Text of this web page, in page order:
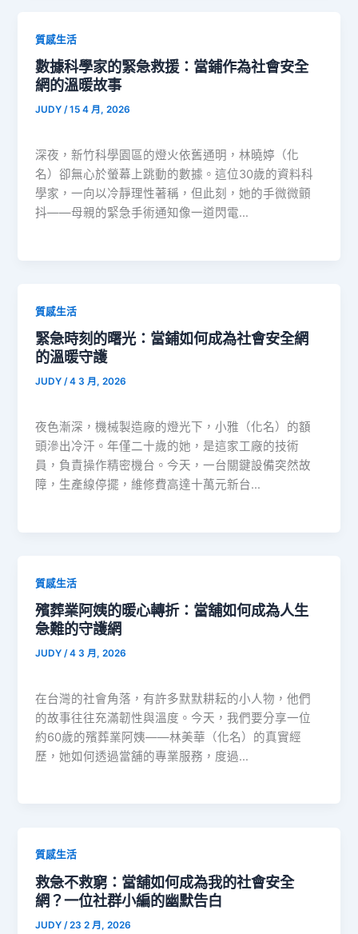
質感生活
數據科學家的緊急救援：當鋪作為社會安全
網的溫暖故事
JUDY/15 4 月, 2026
深夜，新竹科學園區的燈火依舊通明，林曉婷（化
名）卻無心於螢幕上跳動的數據。這位30歲的資料科
學家，一向以冷靜理性著稱，但此刻，她的手微微顫
抖——母親的緊急手術通知像一道閃電…
質感生活
緊急時刻的曙光：當鋪如何成為社會安全網
的溫暖守護
JUDY/4 3 月, 2026
夜色漸深，機械製造廠的燈光下，小雅（化名）的額
頭滲出冷汗。年僅二十歲的她，是這家工廠的技術
員，負責操作精密機台。今天，一台關鍵設備突然故
障，生產線停擺，維修費高達十萬元新台…
質感生活
殯葬業阿姨的暖心轉折：當舖如何成為人生
急難的守護網
JUDY/4 3 月, 2026
在台灣的社會角落，有許多默默耕耘的小人物，他們
的故事往往充滿韌性與溫度。今天，我們要分享一位
約60歲的殯葬業阿姨——林美華（化名）的真實經
歷，她如何透過當舖的專業服務，度過…
質感生活
救急不救窮：當舖如何成為我的社會安全
網？一位社群小編的幽默告白
JUDY/23 2 月, 2026